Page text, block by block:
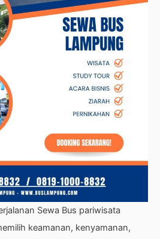
Sewa Bus pariwisata
keamanan, kenyamanan,